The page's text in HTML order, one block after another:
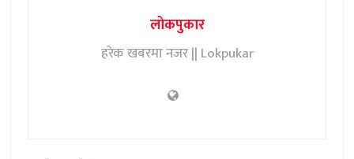
लोकपुकार
हरेक खबरमा नजर || Lokpukar